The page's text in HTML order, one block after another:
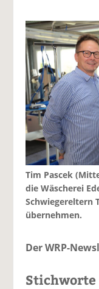
Tim Pascek
die Wäscherei
Schwiegereltern
übernehmen.
Der WRP-
Stichworte